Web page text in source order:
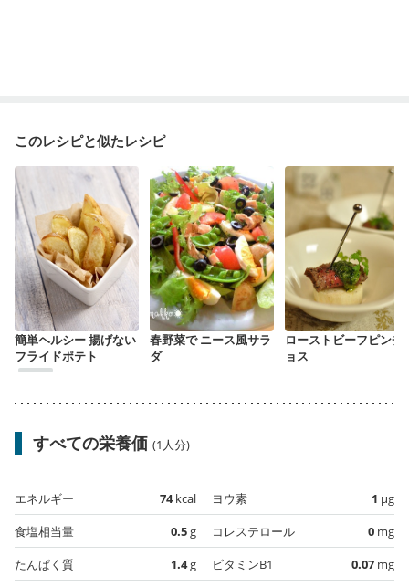
このレシピと似たレシピ
簡単ヘルシー 揚げない
フライドポテト
春野菜で ニース風サラ
ダ
ローストビーフピンチ
ョス
すべての栄養価 (1人分)
エネルギー 74kcal
食塩相当量
0.5g
たんぱく質
1.4g
ヨウ素 1 µg
コレステロール
0 mg
ビタミンB1
0.07 mg